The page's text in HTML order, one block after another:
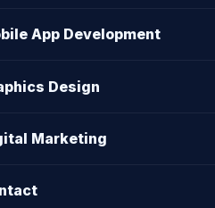
App Development
Design
Marketing
included? Discover
fast, and affordable